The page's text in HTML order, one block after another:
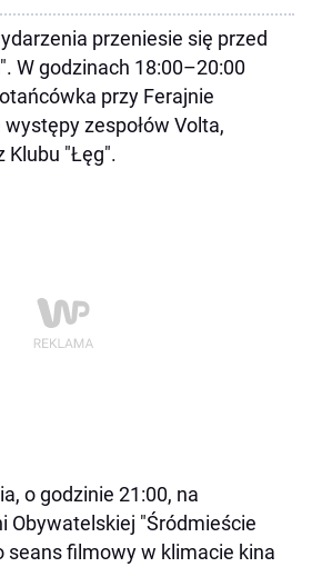
przeniesie się przed
W godzinach 18:00–20:00
przy Ferajnie
zespołów Volta,
Klubu "Łęg".
o godzinie 21:00, na
Obywatelskiej "Śródmieście
seans filmowy w klimacie kina